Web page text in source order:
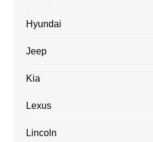
Hyundai
Jeep
Kia
Lexus
Lincoln